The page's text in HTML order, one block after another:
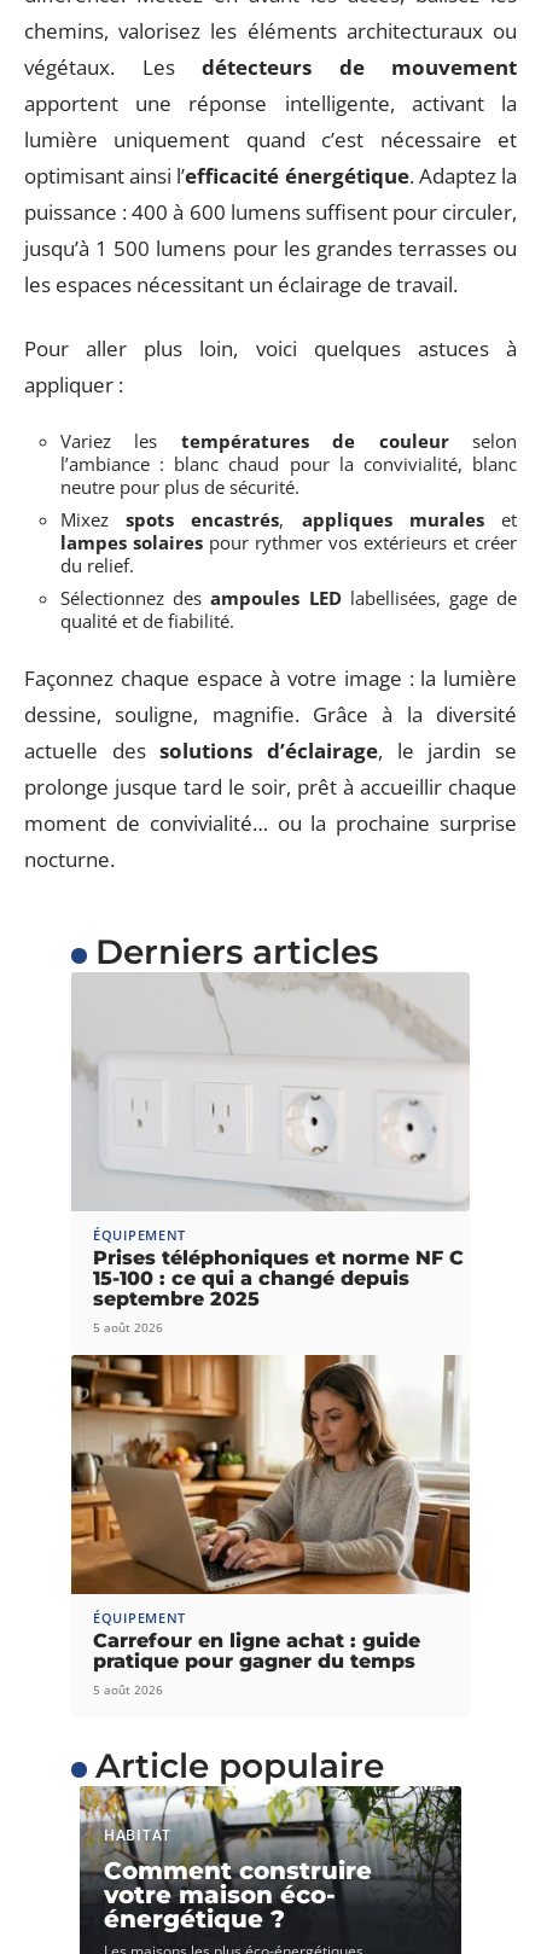
chemins, valorisez les éléments architecturaux ou
végétaux. Les détecteurs de mouvement
apportent une réponse intelligente, activant la
lumière uniquement quand c’est nécessaire et
optimisant ainsi l’efficacité énergétique. Adaptez la
puissance : 400 à 600 lumens suffisent pour circuler,
jusqu’à 1 500 lumens pour les grandes terrasses ou
les espaces nécessitant un éclairage de travail.
Pour aller plus loin, voici quelques astuces à
appliquer :
Variez les températures de couleurselon
l’ambiance : blanc chaud pour la convivialité, blanc
neutre pour plus de sécurité.
Mixezspots encastrés, appliques muraleset
lampes solaires pour rythmer vos extérieurs et créer
du relief.
Sélectionnez desampoules LEDlabellisées, gage de
qualité et de fiabilité.
Façonnez chaque espace à votre image : la lumière
dessine, souligne, magnifie. Grâce à la diversité
actuelle dessolutions d’éclairage, le jardin se
prolonge jusque tard le soir, prêt à accueillir chaque
moment de convivialité… ou la prochaine surprise
nocturne.
Derniers articles
ÉQUIPEMENT
Prises téléphoniques et norme NF C
15-100 : ce qui a changé depuis
septembre 2025
5 août 2026
ÉQUIPEMENT
Carrefour en ligne achat : guide
pratique pour gagner du temps
5 août 2026
Article populaire
HABITAT
Comment construire
votre maison éco-
énergétique ?